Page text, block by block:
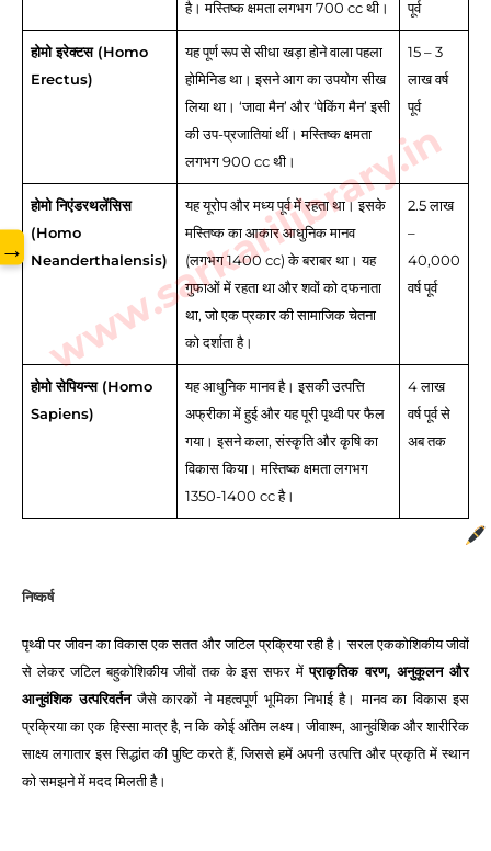
है। मस्तिष्क क्षमता लगभग 700 cc थी। पूर्व
होमो इरेक्टस (Homo
Erectus)
यह पूर्ण रूप से सीधा खड़ा होने वाला पहला
होमिनिड था। इसने आग का उपयोग सीख
लिया था। ‘जावा मैन’ और ‘पेकिंग मैन’ इसी
की उप-प्रजातियां थीं। मस्तिष्क क्षमता
लगभग 900 cc थी।
15 – 3
लाख वर्ष
पूर्व
होमो निएंडरथलेंसिस
(Homo
Neanderthalensis)
यह यूरोप और मध्य पूर्व में रहता था। इसके
मस्तिष्क का आकार आधुनिक मानव
(लगभग 1400 cc) के बराबर था। यह
गुफाओं में रहता था और शवों को दफनाता
था, जो एक प्रकार की सामाजिक चेतना
को दर्शाता है।
2.5 लाख
–
40,000
वर्ष पूर्व
होमो सेपियन्स (Homo
Sapiens)
यह आधुनिक मानव है। इसकी उत्पत्ति
अफ्रीका में हुई और यह पूरी पृथ्वी पर फैल
गया। इसने कला, संस्कृति और कृषि का
विकास किया। मस्तिष्क क्षमता लगभग
1350-1400 cc है।
4 लाख
वर्ष पूर्व से
अब तक
निष्कर्ष
पृथ्वी पर जीवन का विकास एक सतत और जटिल प्रक्रिया रही है। सरल एककोशिकीय जीवों
से लेकर जटिल बहुकोशिकीय जीवों तक के इस सफर मेंप्राकृतिक वरण, अनुकूलन और
आनुवंशिक उत्परिवर्तनजैसे कारकों ने महत्वपूर्ण भूमिका निभाई है। मानव का विकास इस
प्रक्रिया का एक हिस्सा मात्र है, न कि कोई अंतिम लक्ष्य। जीवाश्म, आनुवंशिक और शारीरिक
साक्ष्य लगातार इस सिद्धांत की पुष्टि करते हैं, जिससे हमें अपनी उत्पत्ति और प्रकृति में स्थान
को समझने में मदद मिलती है।
www.sarkarilibrary.in
→